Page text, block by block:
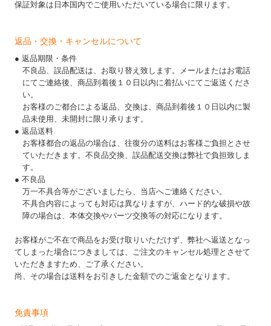
保証対象は日本国内でご使用いただいている場合に限ります。
返品・交換・キャンセルについて
● 返品期限・条件
不良品、誤品配送は、お取り替え致します。メールまたはお電話
にてご連絡後、商品到着後１０日以内に着払いにてご返送くださ
い。
お客様のご都合による返品、交換は、商品到着後１０日以内に製
品未使用、未開封に限り承ります。
● 返品送料
お客様都合の返品の場合は、往復分の送料はお客様ご負担とさせ
ていただきます。不良品交換、誤品配送交換は弊社で負担致しま
す。
● 不良品
万一不具合等がございましたら、当店へご連絡ください。
不具合内容によっても対応は異なりますが、ハード的な破損や故
障の場合は、本体交換やパーツ交換等の対応になります。
お客様がご不在で商品をお受け取りいただけず、弊社へ返送となっ
てしまった場合につきましては、ご注文のキャンセル処理とさせて
いただきますため、ご了承ください。
尚、その場合は送料をお引きした金額でのご返金となります。
免責事項